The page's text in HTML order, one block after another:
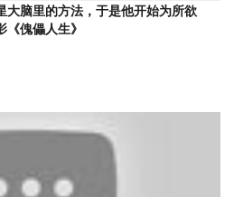
大脑里的方法，于是他开始为所欲
傀儡人生》